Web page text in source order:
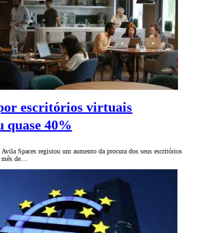
escritórios virtuais
quase 40%
Avila Spaces registou um aumento da procura dos seus escritórios
mês de…